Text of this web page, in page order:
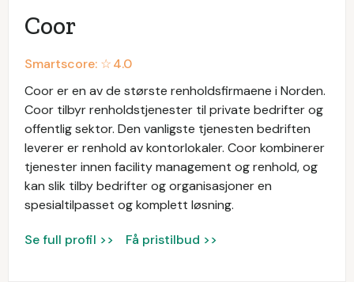
Coor
Smartscore: ☆4.0
Coor er en av de største renholdsfirmaene i Norden.
Coor tilbyr renholdstjenester til private bedrifter og
offentlig sektor. Den vanligste tjenesten bedriften
leverer er renhold av kontorlokaler. Coor kombinerer
tjenester innen facility management og renhold, og
kan slik tilby bedrifter og organisasjoner en
spesialtilpasset og komplett løsning.
Se full profil >> Få pristilbud >>